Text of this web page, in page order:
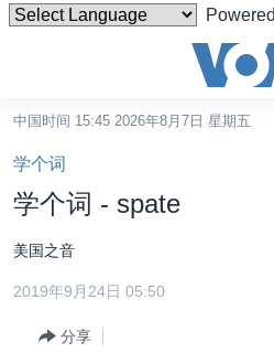
碍
链
接
转
内
台湾
港澳
国际
中国时间 15:45 2026年8月7日 星期五
学个词
学个词 - spate
美国之音
2019年9月24日 05:50
分享